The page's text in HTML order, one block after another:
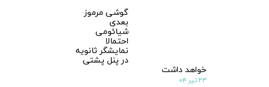
گوشی مرموز
بعدی
شیائومی
احتمالا
نمایشگر ثانویه
در پنل پشتی
خواهد داشت
۲۳ تیر ۰۴